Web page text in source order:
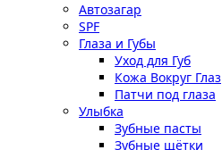
Автозагар
SPF
Глаза и Губы
Уход для Губ
Кожа Вокруг Глаз
Патчи под глаза
Улыбка
Зубные пасты
Зубные щётки